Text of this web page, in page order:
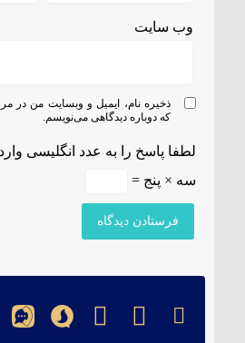
وب‌ سایت
ذخیره نام، ایمیل و وبسایت من در
که دوباره دیدگاهی می‌نویسم.
لطفا پاسخ را به عدد انگلیسی
سه × پنج =